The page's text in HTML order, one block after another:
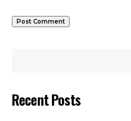
Recent Posts